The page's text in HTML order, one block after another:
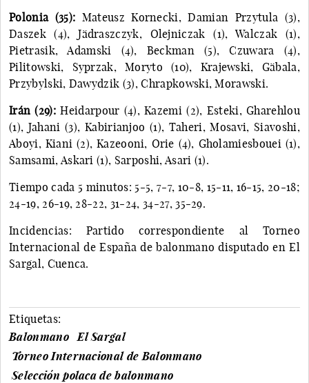
Polonia (35): Mateusz Kornecki, Damian Przytula (3),
Daszek (4), Jädraszczyk, Olejniczak (1), Walczak (1),
Pietrasik, Adamski (4), Beckman (5), Czuwara (4),
Pilitowski, Syprzak, Moryto (10), Krajewski, Gäbala,
Przybylski, Dawydzik (3), Chrapkowski, Morawski.
Irán (29): Heidarpour (4), Kazemi (2), Esteki, Gharehlou
(1), Jahani (3), Kabirianjoo (1), Taheri, Mosavi, Siavoshi,
Aboyi, Kiani (2), Kazeooni, Orie (4), Gholamiesbouei (1),
Samsami, Askari (1), Sarposhi, Asari (1).
Tiempo cada 5 minutos: 5-5, 7-7, 10-8, 15-11, 16-15, 20-18;
24-19, 26-19, 28-22, 31-24, 34-27, 35-29.
Incidencias: Partido correspondiente al Torneo
Internacional de España de balonmano disputado en El
Sargal, Cuenca.
Etiquetas:
Balonmano
El Sargal
Torneo Internacional de Balonmano
Selección polaca de balonmano